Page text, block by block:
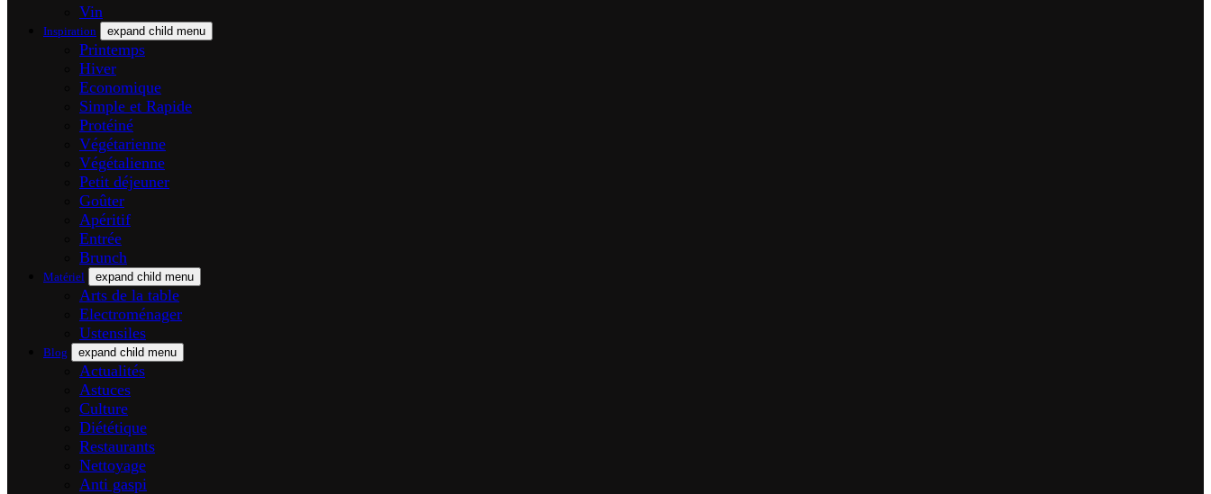
Vin
Inspiration expand child menu
Printemps
Hiver
Economique
Simple et Rapide
Protéiné
Végétarienne
Végétalienne
Petit déjeuner
Goûter
Apéritif
Entrée
Brunch
Matériel expand child menu
Arts de la table
Electroménager
Ustensiles
Blog expand child menu
Actualités
Astuces
Culture
Diététique
Restaurants
Nettoyage
Anti gaspi